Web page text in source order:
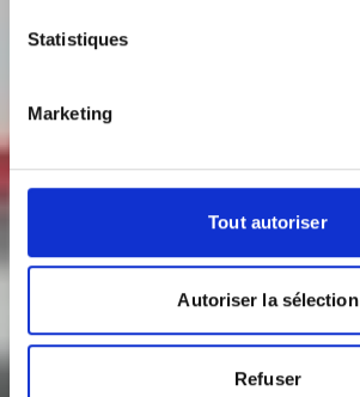
Statistiques
Marketing
Tout autoriser
Autoriser la sélection
Refuser